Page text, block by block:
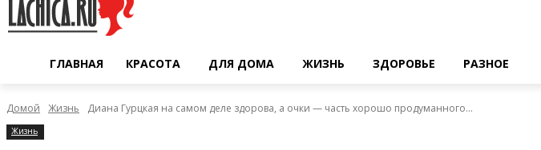
ГЛАВНАЯ КРАСОТА ДЛЯ ДОМА ЖИЗНЬ ЗДОРОВЬЕ РАЗНОЕ
Домой Жизнь Диана Гурцкая на самом деле здорова, а очки — часть хорошо продуманного...
Жизнь